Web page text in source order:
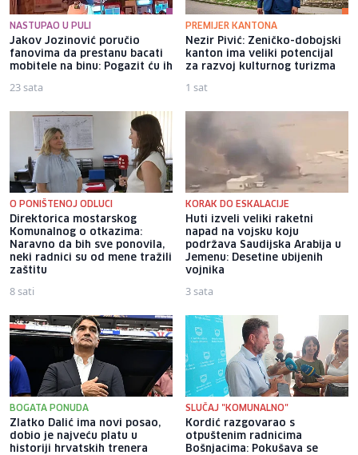
NASTUPAO U PULI
Jakov Jozinović poručio
fanovima da prestanu bacati
mobitele na binu: Pogazit ću ih
23 sata
PREMIJER KANTONA
Nezir Pivić: Zeničko-dobojski
kanton ima veliki potencijal
za razvoj kulturnog turizma
1 sat
O PONIŠTENOJ ODLUCI
Direktorica mostarskog
Komunalnog o otkazima:
Naravno da bih sve ponovila,
neki radnici su od mene tražili
zaštitu
8 sati
KORAK DO ESKALACIJE
Huti izveli veliki raketni
napad na vojsku koju
podržava Saudijska Arabija u
Jemenu: Desetine ubijenih
vojnika
3 sata
BOGATA PONUDA
Zlatko Dalić ima novi posao,
dobio je najveću platu u
historiji hrvatskih trenera
SLUČAJ "KOMUNALNO"
Kordić razgovarao s
otpuštenim radnicima
Bošnjacima: Pokušava se